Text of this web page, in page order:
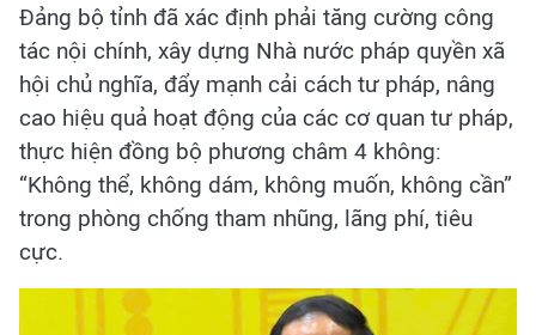
Đảng bộ tỉnh đã xác định phải tăng cường công
tác nội chính, xây dựng Nhà nước pháp quyền xã
hội chủ nghĩa, đẩy mạnh cải cách tư pháp, nâng
cao hiệu quả hoạt động của các cơ quan tư pháp,
thực hiện đồng bộ phương châm 4 không:
“Không thể, không dám, không muốn, không cần”
trong phòng chống tham nhũng, lãng phí, tiêu
cực.